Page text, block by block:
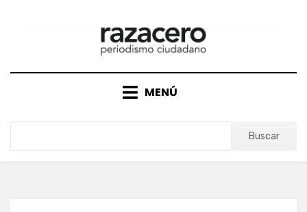
MENÚ
Buscar